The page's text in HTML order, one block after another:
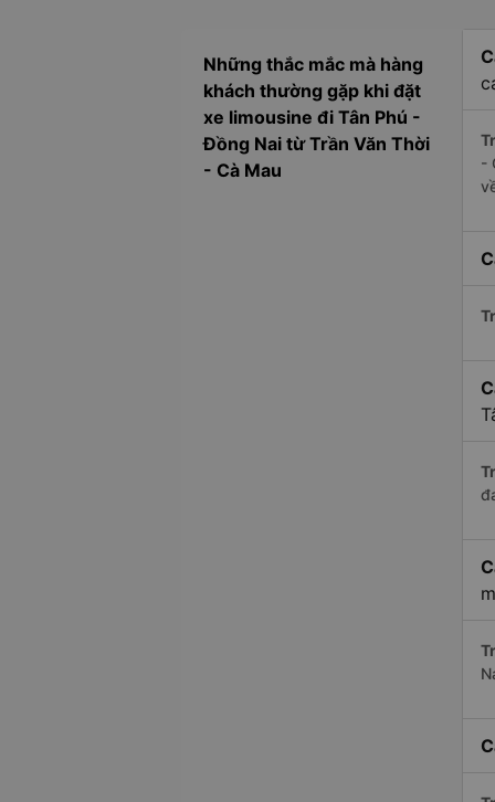
Những thắc mắc mà hàng
khách thường gặp khi đặt
xe limousine đi Tân Phú -
Đồng Nai từ Trần Văn Thời
- Cà Mau
-